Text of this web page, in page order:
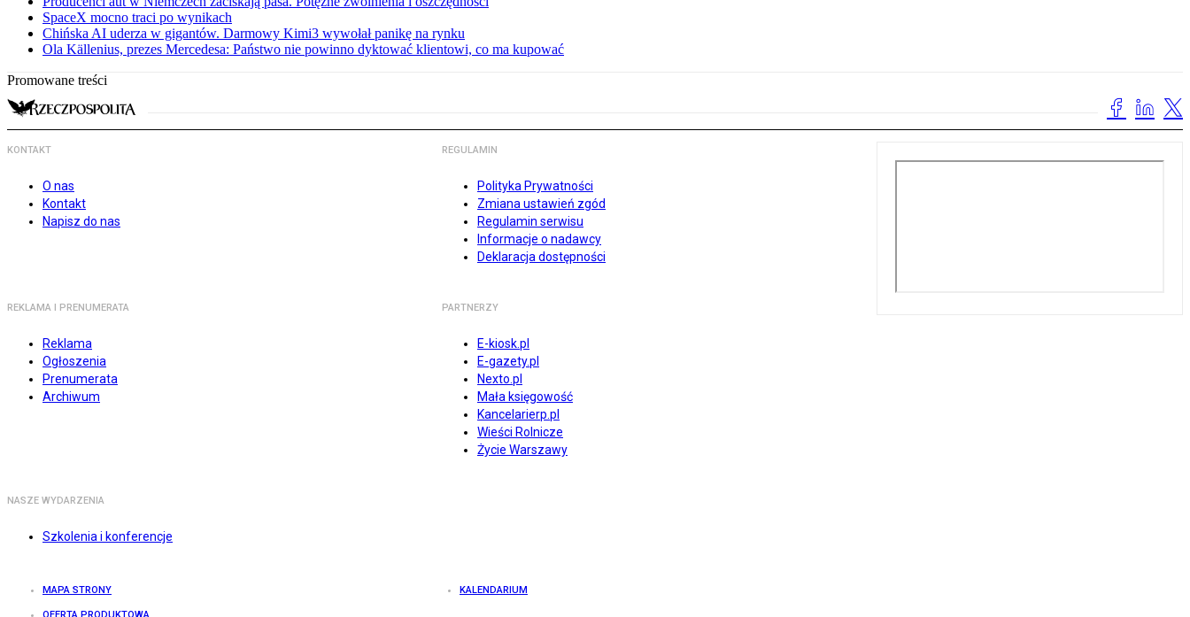
SpaceX mocno traci po wynikach
Chińska AI uderza w gigantów. Darmowy Kimi3 wywołał panikę na rynku
Ola Källenius, prezes Mercedesa: Państwo nie powinno dyktować klientowi, co ma kupować
Promowane treści
KONTAKT
O nas
Kontakt
Napisz do nas
REGULAMIN
Polityka Prywatności
Zmiana ustawień zgód
Regulamin serwisu
Informacje o nadawcy
Deklaracja dostępności
REKLAMA I PRENUMERATA
Reklama
Ogłoszenia
Prenumerata
Archiwum
PARTNERZY
E-kiosk.pl
E-gazety.pl
Nexto.pl
Mała księgowość
Kancelarierp.pl
Wieści Rolnicze
Życie Warszawy
NASZE WYDARZENIA
Szkolenia i konferencje
MAPA STRONY KALENDARIUM